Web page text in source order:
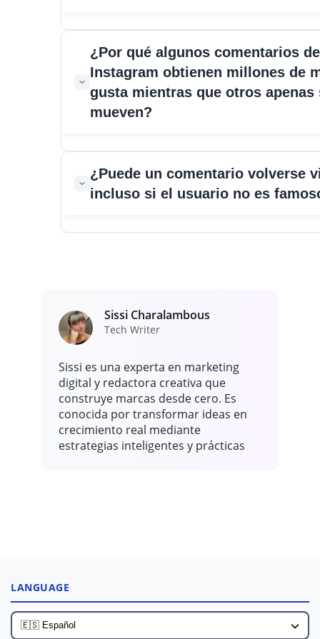
Sí, especialmente si alguien usa un clip viral acompañado
audio en tendencia que atrae la atención de nuevo al
original. Cuando una publicación regresa repentinamente
de todos meses después, los comentarios antiguos a
ganan miles de nuevos me gusta.
¿Por qué algunos comentarios de
Instagram obtienen millones de
gusta mientras que otros apenas
mueven?
Un comentario generalmente explota cuando aparece en
momento que ya recibe una atención masiva. Cuando
de personas se apresuran al mismo post al mismo
¿Puede un comentario volverse
incluso si el usuario no es
capturas de pantalla, y eso ayuda a que el comentario
más feeds.Sissi Charalambous
Tech Writer
Sissi es una experta en marketing
digital y redactora creativa que
construye marcas desde cero. Es
conocida por transformar ideas en
crecimiento real mediante
estrategias inteligentes y prácticas
LANGUAGE